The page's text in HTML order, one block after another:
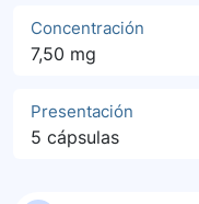
Concentración
7,50 mg
Presentación
5 cápsulas